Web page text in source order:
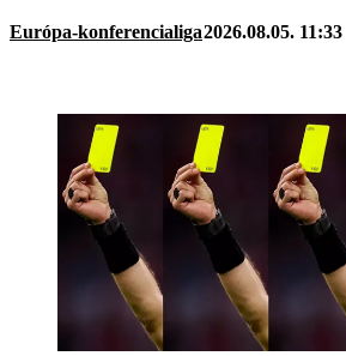
Európa-konferencialiga2026.08.05. 11:33